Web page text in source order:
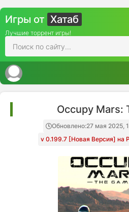
Игры от Хатаб
Лучшие торрент игры!
Occupy Mars:
Обновлено:27 мая 2025,
v 0.199.7 [Новая Версия] на